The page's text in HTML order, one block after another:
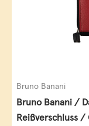
Bruno Banani
Bruno Banani /
Reißverschluss /